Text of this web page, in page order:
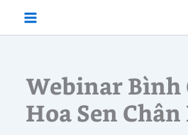
Webinar Bình
Hoa Sen Chân